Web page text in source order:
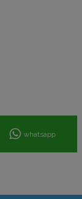
whatsapp